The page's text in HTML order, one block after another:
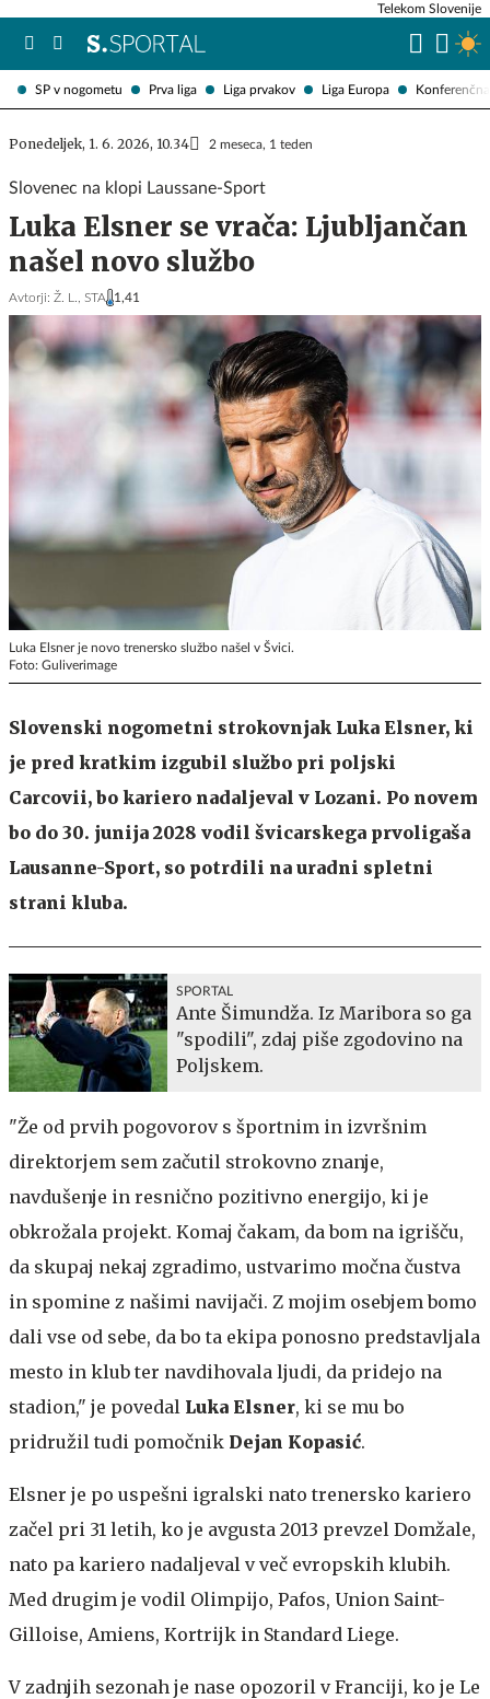
SP v nogometu Prva liga Liga prvakov Liga Europa
Telekom Slovenije
Ponedeljek, 1. 6. 2026, 10.34 2 meseca, 1 teden
Slovenec na klopi Laussane-Sport
Luka Elsner se vrača: Ljubljančan
našel novo službo
Avtorji: Ž. L., STA 1,41
Luka Elsner je novo trenersko službo našel v Švici.
Foto: Guliverimage
Slovenski nogometni strokovnjak Luka Elsner, ki
je pred kratkim izgubil službo pri poljski
Carcovii, bo kariero nadaljeval v Lozani. Po novem
bo do 30. junija 2028 vodil švicarskega prvoligaša
Lausanne-Sport, so potrdili na uradni spletni
strani kluba.
SPORTAL
Ante Šimundža. Iz Maribora so ga
"spodili", zdaj piše zgodovino na
Poljskem.
"Že od prvih pogovorov s športnim in izvršnim
direktorjem sem začutil strokovno znanje,
navdušenje in resnično pozitivno energijo, ki je
obkrožala projekt. Komaj čakam, da bom na igrišču,
da skupaj nekaj zgradimo, ustvarimo močna čustva
in spomine z našimi navijači. Z mojim osebjem bomo
dali vse od sebe, da bo ta ekipa ponosno predstavljala
mesto in klub ter navdihovala ljudi, da pridejo na
stadion," je povedal Luka Elsner, ki se mu bo
pridružil tudi pomočnik Dejan Kopasić.
Elsner je po uspešni igralski nato trenersko kariero
začel pri 31 letih, ko je avgusta 2013 prevzel Domžale,
nato pa kariero nadaljeval v več evropskih klubih.
Med drugim je vodil Olimpijo, Pafos, Union Saint-
Gilloise, Amiens, Kortrijk in Standard Liege.
V zadnjih sezonah je nase opozoril v Franciji, ko je Le